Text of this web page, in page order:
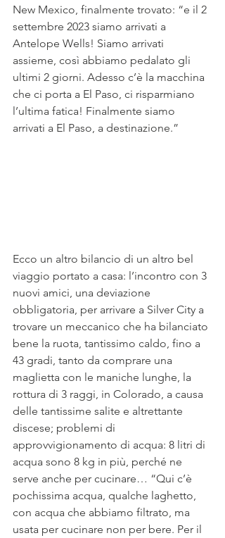
New Mexico, finalmente trovato: “e il 2
settembre 2023 siamo arrivati a
Antelope Wells! Siamo arrivati
assieme, così abbiamo pedalato gli
ultimi 2 giorni. Adesso c’è la macchina
che ci porta a El Paso, ci risparmiano
l’ultima fatica! Finalmente siamo
arrivati a El Paso, a destinazione.”
Ecco un altro bilancio di un altro bel
viaggio portato a casa: l’incontro con 3
nuovi amici, una deviazione
obbligatoria, per arrivare a Silver City a
trovare un meccanico che ha bilanciato
bene la ruota, tantissimo caldo, fino a
43 gradi, tanto da comprare una
maglietta con le maniche lunghe, la
rottura di 3 raggi, in Colorado, a causa
delle tantissime salite e altrettante
discese; problemi di
approvvigionamento di acqua: 8 litri di
acqua sono 8 kg in più, perché ne
serve anche per cucinare… “Qui c’è
pochissima acqua, qualche laghetto,
con acqua che abbiamo filtrato, ma
usata per cucinare non per bere. Per il